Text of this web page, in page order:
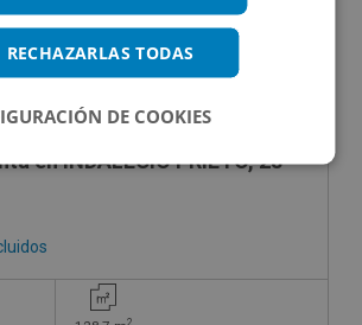
en INDALECIO PRIETO, 28
RECHAZARLAS TODAS
DE COOKIES